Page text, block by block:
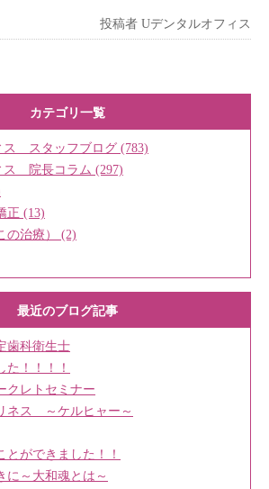
投稿者 Uデンタルオフィス
カテゴリ一覧
ス スタッフブログ (783)
ス 院長コラム (297)
正 (13)
の治療） (2)
最近のブログ記事
歯科衛生士
た！！！！
クレトセミナー
ネス ～ケルヒャー～
とができました！！
に～大和魂とは～